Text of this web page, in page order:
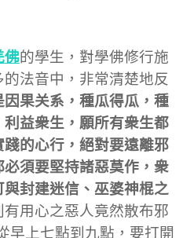
佛的學生，對學佛修行施
的法音中，非常清楚地反
因果关系，種瓜得瓜，種
益衆生，願所有衆生都
的心行，絕對要遠離邪
須要堅持諸惡莫作，衆
封建迷信、巫婆神棍之
有用心之惡人竟然散布邪
早上七點到九點，要打開